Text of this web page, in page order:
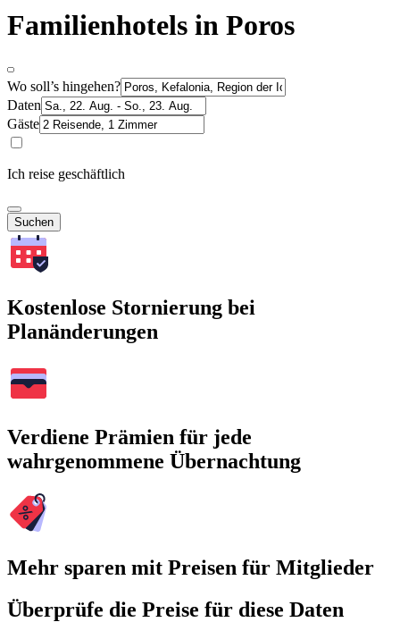
Familienhotels in Poros
Wo soll’s hingehen?
Daten
Gäste
Ich reise geschäftlich
Suchen
Kostenlose Stornierung bei
Planänderungen
Verdiene Prämien für jede
wahrgenommene Übernachtung
Mehr sparen mit Preisen für Mitglieder
Überprüfe die Preise für diese Daten